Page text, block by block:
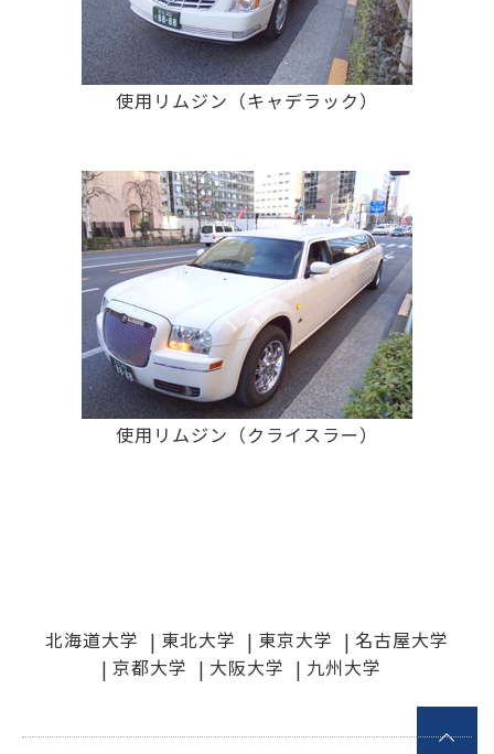
使用リムジン（キャデラック）
使用リムジン（クライスラー）
北海道大学 東北大学 東京大学
名古屋大学
京都大学
大阪大学 九州大学